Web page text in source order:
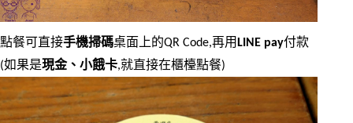
點餐可直接手機掃碼桌面上的QR Code,再用LINE pay付款
(如果是現金、小餓卡,就直接在櫃檯點餐)